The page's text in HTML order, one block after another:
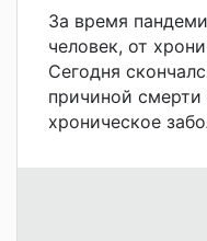
За время
человек, от
Сегодня
причиной смерти
хроническое